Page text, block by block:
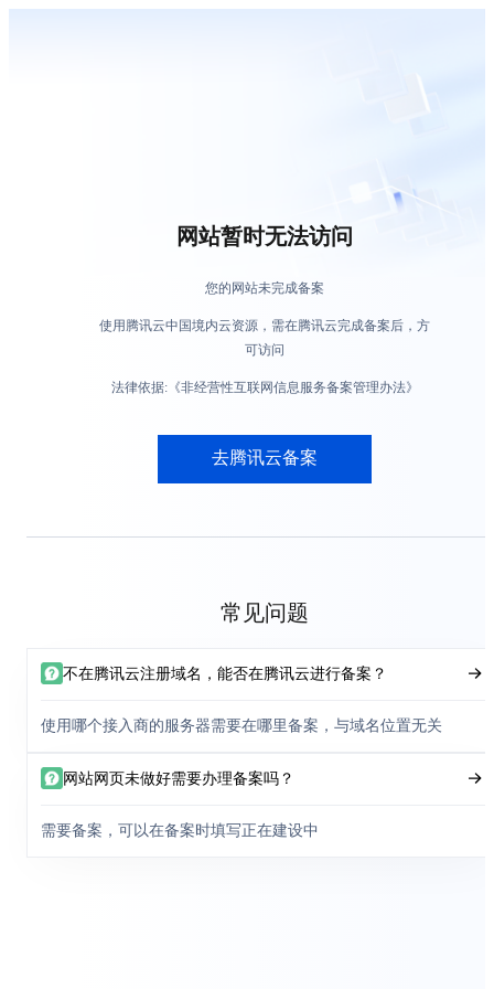
网站暂时无法访问
您的网站未完成备案
使用腾讯云中国境内云资源，需在腾讯云完成备案后，方
可访问
法律依据:《非经营性互联网信息服务备案管理办法》
去腾讯云备案
常见问题
不在腾讯云注册域名，能否在腾讯云进行备案？
使用哪个接入商的服务器需要在哪里备案，与域名位置无关
网站网页未做好需要办理备案吗？
需要备案，可以在备案时填写正在建设中